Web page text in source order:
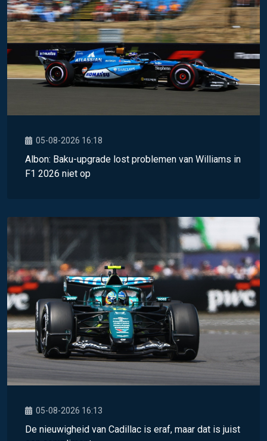
05-08-2026 16:18
Albon: Baku-upgrade lost problemen van Williams in
F1 2026 niet op
05-08-2026 16:13
De nieuwigheid van Cadillac is eraf, maar dat is juist